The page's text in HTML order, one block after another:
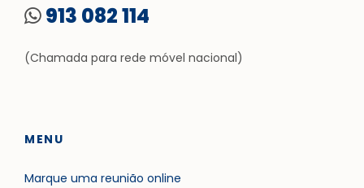
913 082 114
(Chamada para rede móvel nacional)
MENU
Marque uma reunião online